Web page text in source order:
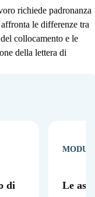
richiede padronanza
le differenze tra
collocamento e le
della lettera di
di
Le